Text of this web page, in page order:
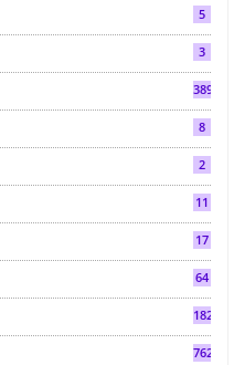
5
3
3892
8
2
11
17
64
182
7624